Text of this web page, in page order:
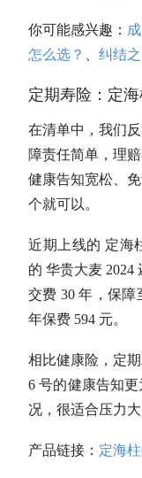
你可能感兴趣：
怎么选？
纠结
定期寿险：定
在清单中，我们
障责任简单，理
健康告知宽松、
个就可以。
近期上线的 定海
的 华贵大麦 2024
交费 30 年，保障
年保费 594 元。
相比健康险，定
6 号的健康告知
况，很适合压力大
产品链接： 定海